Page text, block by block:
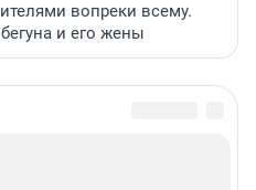
вопреки всему.
и его жены